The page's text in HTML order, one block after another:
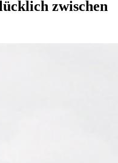
zwischen